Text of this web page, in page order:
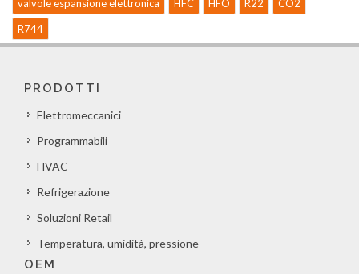
valvole espansione elettronica
HFC HFO R22
CO2
R744
PRODOTTI
Elettromeccanici
Programmabili
HVAC
Refrigerazione
Soluzioni Retail
Temperatura, umidità, pressione
OEM